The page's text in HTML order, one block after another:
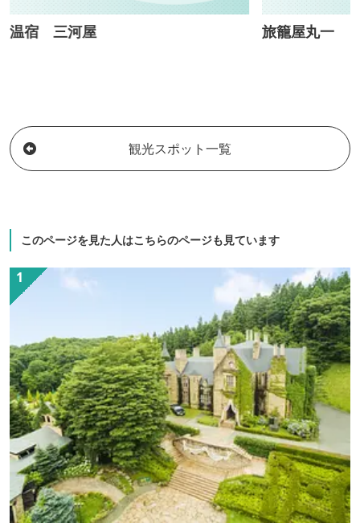
温宿 三河屋 旅籠屋丸一
観光スポット一覧
このページを見た人はこちらのページも見ています